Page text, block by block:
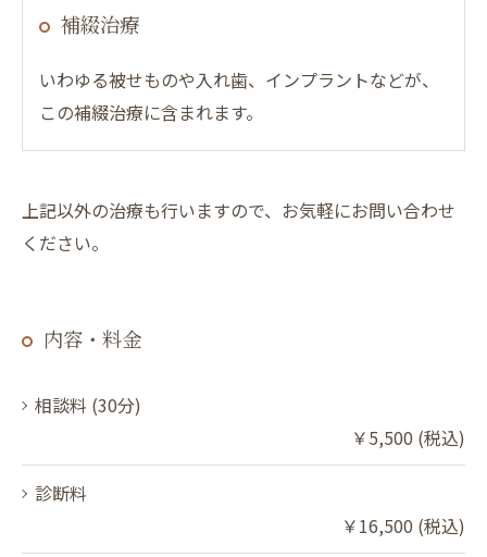
補綴治療
いわゆる被せものや入れ歯、インプラントなどが、
この補綴治療に含まれます。
上記以外の治療も行いますので、お気軽にお問い合わせ
ください。
内容・料金
相談料 (30分)
￥5,500 (税込)
診断料
￥16,500 (税込)